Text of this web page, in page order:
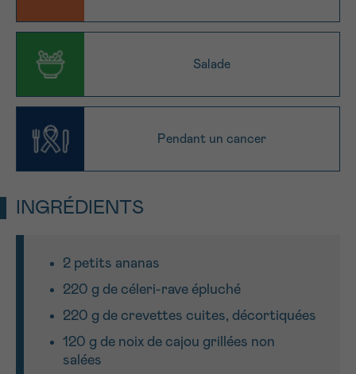
Salade
Pendant un cancer
INGRÉDIENTS
2 petits ananas
220 g de céleri-rave épluché
220 g de crevettes cuites, décortiquées
120 g de noix de cajou grillées non
salées
VOTRE QUESTION
Je souhaite recevoir la Newsletter
Envoyer